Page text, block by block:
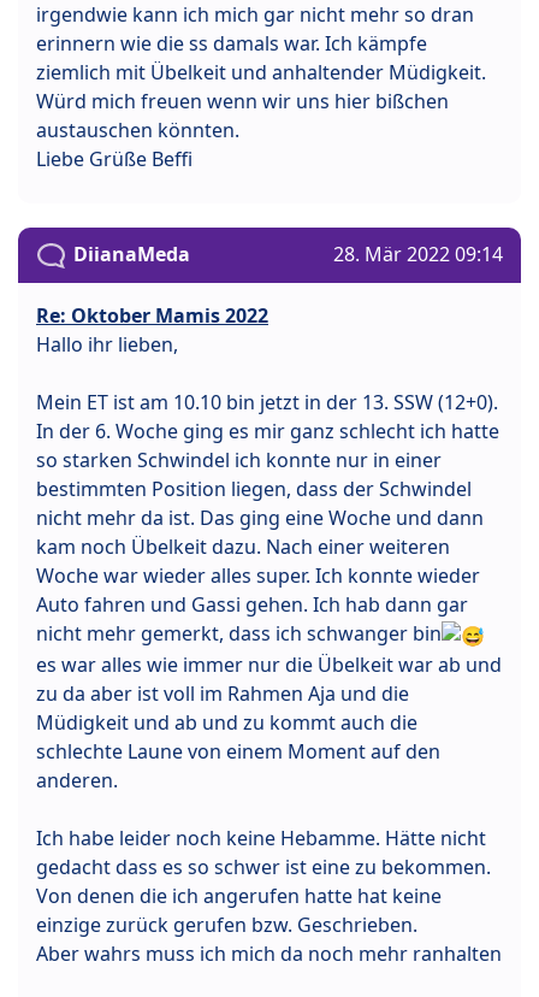
irgendwie kann ich mich gar nicht mehr so dran
erinnern wie die ss damals war. Ich kämpfe
ziemlich mit Übelkeit und anhaltender Müdigkeit.
Würd mich freuen wenn wir uns hier bißchen
austauschen könnten.
Liebe Grüße Beffi
DiianaMeda 28. Mär 2022 09:14
Re: Oktober Mamis 2022
Hallo ihr lieben,
Mein ET ist am 10.10 bin jetzt in der 13. SSW (12+0).
In der 6. Woche ging es mir ganz schlecht ich hatte
so starken Schwindel ich konnte nur in einer
bestimmten Position liegen, dass der Schwindel
nicht mehr da ist. Das ging eine Woche und dann
kam noch Übelkeit dazu. Nach einer weiteren
Woche war wieder alles super. Ich konnte wieder
Auto fahren und Gassi gehen. Ich hab dann gar
nicht mehr gemerkt, dass ich schwanger bin
es war alles wie immer nur die Übelkeit war ab und
zu da aber ist voll im Rahmen Aja und die
Müdigkeit und ab und zu kommt auch die
schlechte Laune von einem Moment auf den
anderen.
Ich habe leider noch keine Hebamme. Hätte nicht
gedacht dass es so schwer ist eine zu bekommen.
Von denen die ich angerufen hatte hat keine
einzige zurück gerufen bzw. Geschrieben.
Aber wahrs muss ich mich da noch mehr ranhalten